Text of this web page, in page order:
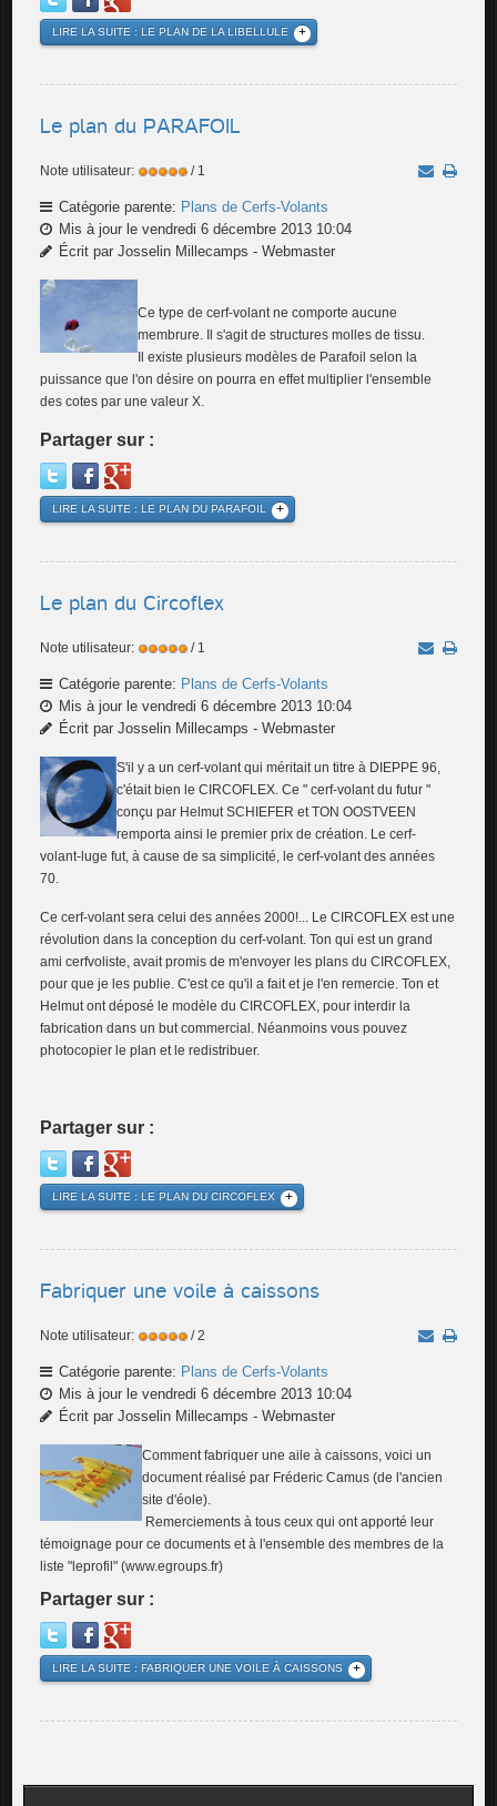
LIRE LA SUITE : LE PLAN DE LA LIBELLULE
Le plan du PARAFOIL
Note utilisateur: / 1
Catégorie parente: Plans de Cerfs-Volants
Mis à jour le vendredi 6 décembre 2013 10:04
Écrit par Josselin Millecamps - Webmaster
Ce type de cerf-volant ne comporte aucune
membrure. Il s'agit de structures molles de tissu.
Il existe plusieurs modèles de Parafoil selon la
puissance que l'on désire on pourra en effet multiplier l'ensemble
des cotes par une valeur X.
Partager sur :
LIRE LA SUITE : LE PLAN DU PARAFOIL
Le plan du Circoflex
Note utilisateur: / 1
Catégorie parente: Plans de Cerfs-Volants
Mis à jour le vendredi 6 décembre 2013 10:04
Écrit par Josselin Millecamps - Webmaster
S'il y a un cerf-volant qui méritait un titre à DIEPPE 96,
c'était bien le CIRCOFLEX. Ce " cerf-volant du futur "
conçu par Helmut SCHIEFER et TON OOSTVEEN
remporta ainsi le premier prix de création. Le cerf-
volant-luge fut, à cause de sa simplicité, le cerf-volant des années
70.
Ce cerf-volant sera celui des années 2000!... Le CIRCOFLEX est une
révolution dans la conception du cerf-volant. Ton qui est un grand
ami cerfvoliste, avait promis de m'envoyer les plans du CIRCOFLEX,
pour que je les publie. C'est ce qu'il a fait et je l'en remercie. Ton et
Helmut ont déposé le modèle du CIRCOFLEX, pour interdir la
fabrication dans un but commercial. Néanmoins vous pouvez
photocopier le plan et le redistribuer.
Partager sur :
LIRE LA SUITE : LE PLAN DU CIRCOFLEX
Fabriquer une voile à caissons
Note utilisateur: / 2
Catégorie parente: Plans de Cerfs-Volants
Mis à jour le vendredi 6 décembre 2013 10:04
Écrit par Josselin Millecamps - Webmaster
Comment fabriquer une aile à caissons, voici un
document réalisé par Fréderic Camus (de l'ancien
site d'éole).
Remerciements à tous ceux qui ont apporté leur
témoignage pour ce documents et à l'ensemble des membres de la
liste "leprofil" (www.egroups.fr)
Partager sur :
LIRE LA SUITE : FABRIQUER UNE VOILE À CAISSONS